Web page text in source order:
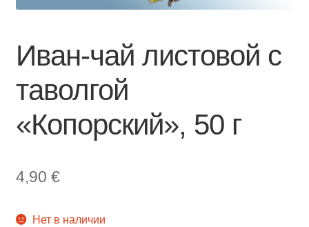
Иван-чай листовой с
таволгой
«Копорский», 50 г
4,90 €
Нет в наличии